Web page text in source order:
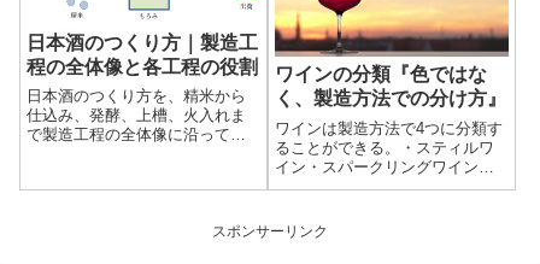
日本酒のつくり方｜製造工
程の全体像と各工程の役割
日本酒のつくり方を、精米から
仕込み、発酵、上槽、火入れま
で製造工程の全体像に沿って解
質の違いが理解でる。
ワインの分類『色ではな
く、製造方法での分け方』
ワインは製造方法で4つに分類す
ることができる。・スティルワ
イン・スパークリングワイン・
フォーティファイドワイン・フ
ワインについて簡単にわかりや
すく説明する。違いがわかれば
スポンサーリンク